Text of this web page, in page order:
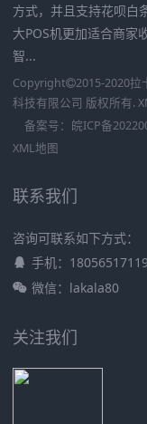
方式，并且支持花呗白
大POS机更加适合商家
智...
Copyright 2015-2020拉
科技有限公司 版权所有.
备案号： 皖ICP备
XML地图
联系我们
咨询可联系如下方式：
手机：
微信：lakala80
关注我们